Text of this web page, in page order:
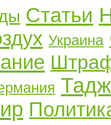
Статьи
Украина